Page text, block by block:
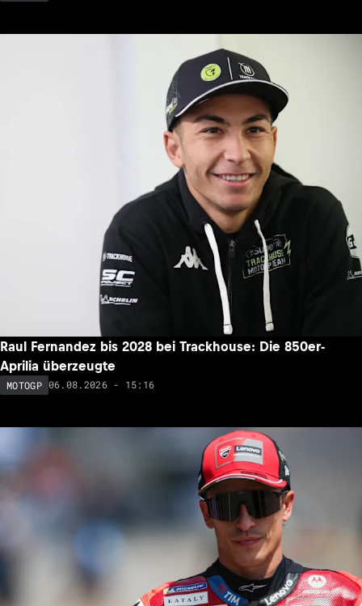
Raul Fernandez bis 2028 bei Trackhouse: Die 850er-
Aprilia überzeugte
MOTOGP 06.08.2026 - 15:16